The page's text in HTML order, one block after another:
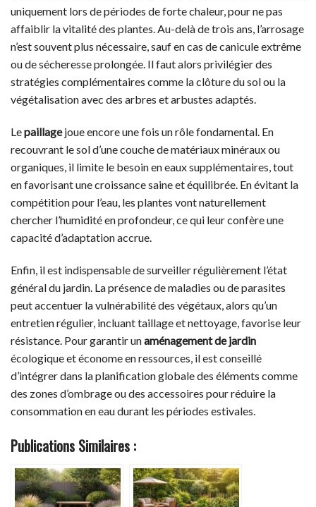
uniquement lors de périodes de forte chaleur, pour ne pas
affaiblir la vitalité des plantes. Au-delà de trois ans, l’arrosage
n’est souvent plus nécessaire, sauf en cas de canicule extrême
ou de sécheresse prolongée. Il faut alors privilégier des
stratégies complémentaires comme la clôture du sol ou la
végétalisation avec des arbres et arbustes adaptés.
Lepaillagejoue encore une fois un rôle fondamental. En
recouvrant le sol d’une couche de matériaux minéraux ou
organiques, il limite le besoin en eaux supplémentaires, tout
en favorisant une croissance saine et équilibrée. En évitant la
compétition pour l’eau, les plantes vont naturellement
chercher l’humidité en profondeur, ce qui leur confère une
capacité d’adaptation accrue.
Enfin, il est indispensable de surveiller régulièrement l’état
général du jardin. La présence de maladies ou de parasites
peut accentuer la vulnérabilité des végétaux, alors qu’un
entretien régulier, incluant taillage et nettoyage, favorise leur
résistance. Pour garantir unaménagement de jardin
écologique et économe en ressources, il est conseillé
d’intégrer dans la planification globale des éléments comme
des zones d’ombrage ou des accessoires pour réduire la
consommation en eau durant les périodes estivales.
Publications Similaires :